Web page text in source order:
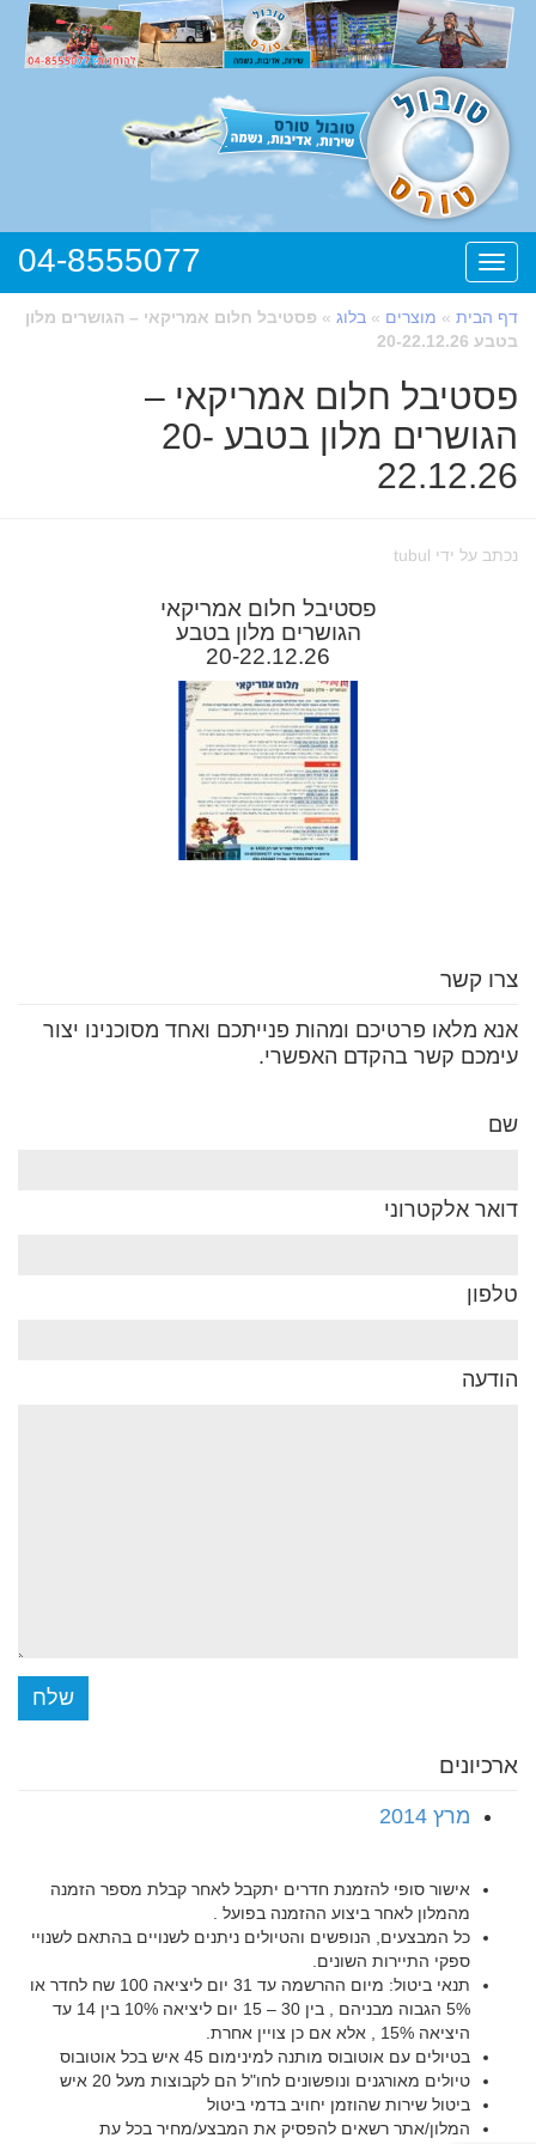
תפריט 04-8555077
דף הבית » מוצרים » בלוג » פסטיבל חלום אמריקאי – הגושרים מלון
בטבע 20-22.12.26
פסטיבל חלום אמריקאי –
הגושרים מלון בטבע 20-
22.12.26
נכתב על ידי tubul
פסטיבל חלום אמריקאי
הגושרים מלון בטבע
20-22.12.26
צרו קשר
אנא מלאו פרטיכם ומהות פנייתכם ואחד מסוכנינו יצור
עימכם קשר בהקדם האפשרי.
שם
דואר אלקטרוני
טלפון
הודעה
שלח
ארכיונים
מרץ 2014
אישור סופי להזמנת חדרים יתקבל לאחר קבלת מספר הזמנה
מהמלון לאחר ביצוע ההזמנה בפועל .
כל המבצעים, הנופשים והטיולים ניתנים לשנויים בהתאם לשנויי
ספקי התיירות השונים.
תנאי ביטול: מיום ההרשמה עד 31 יום ליציאה 100 שח לחדר או
5% הגבוה מבניהם , בין 30 – 15 יום ליציאה 10% בין 14 עד
היציאה 15% , אלא אם כן צויין אחרת.
בטיולים עם אוטובוס מותנה למינימום 45 איש בכל אוטובוס
טיולים מאורגנים ונופשונים לחו"ל הם לקבוצות מעל 20 איש
ביטול שירות שהוזמן יחויב בדמי ביטול
המלון/אתר רשאים להפסיק את המבצע/מחיר בכל עת